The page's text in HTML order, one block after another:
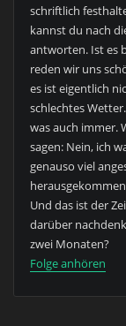
schriftlich
kannst du nach
antworten. Ist es
reden wir uns
es ist eigentlich
schlechtes
was auch immer.
sagen: Nein, ich
genauso viel
Und das ist der
darüber
zwei Monaten?
Folge anhören